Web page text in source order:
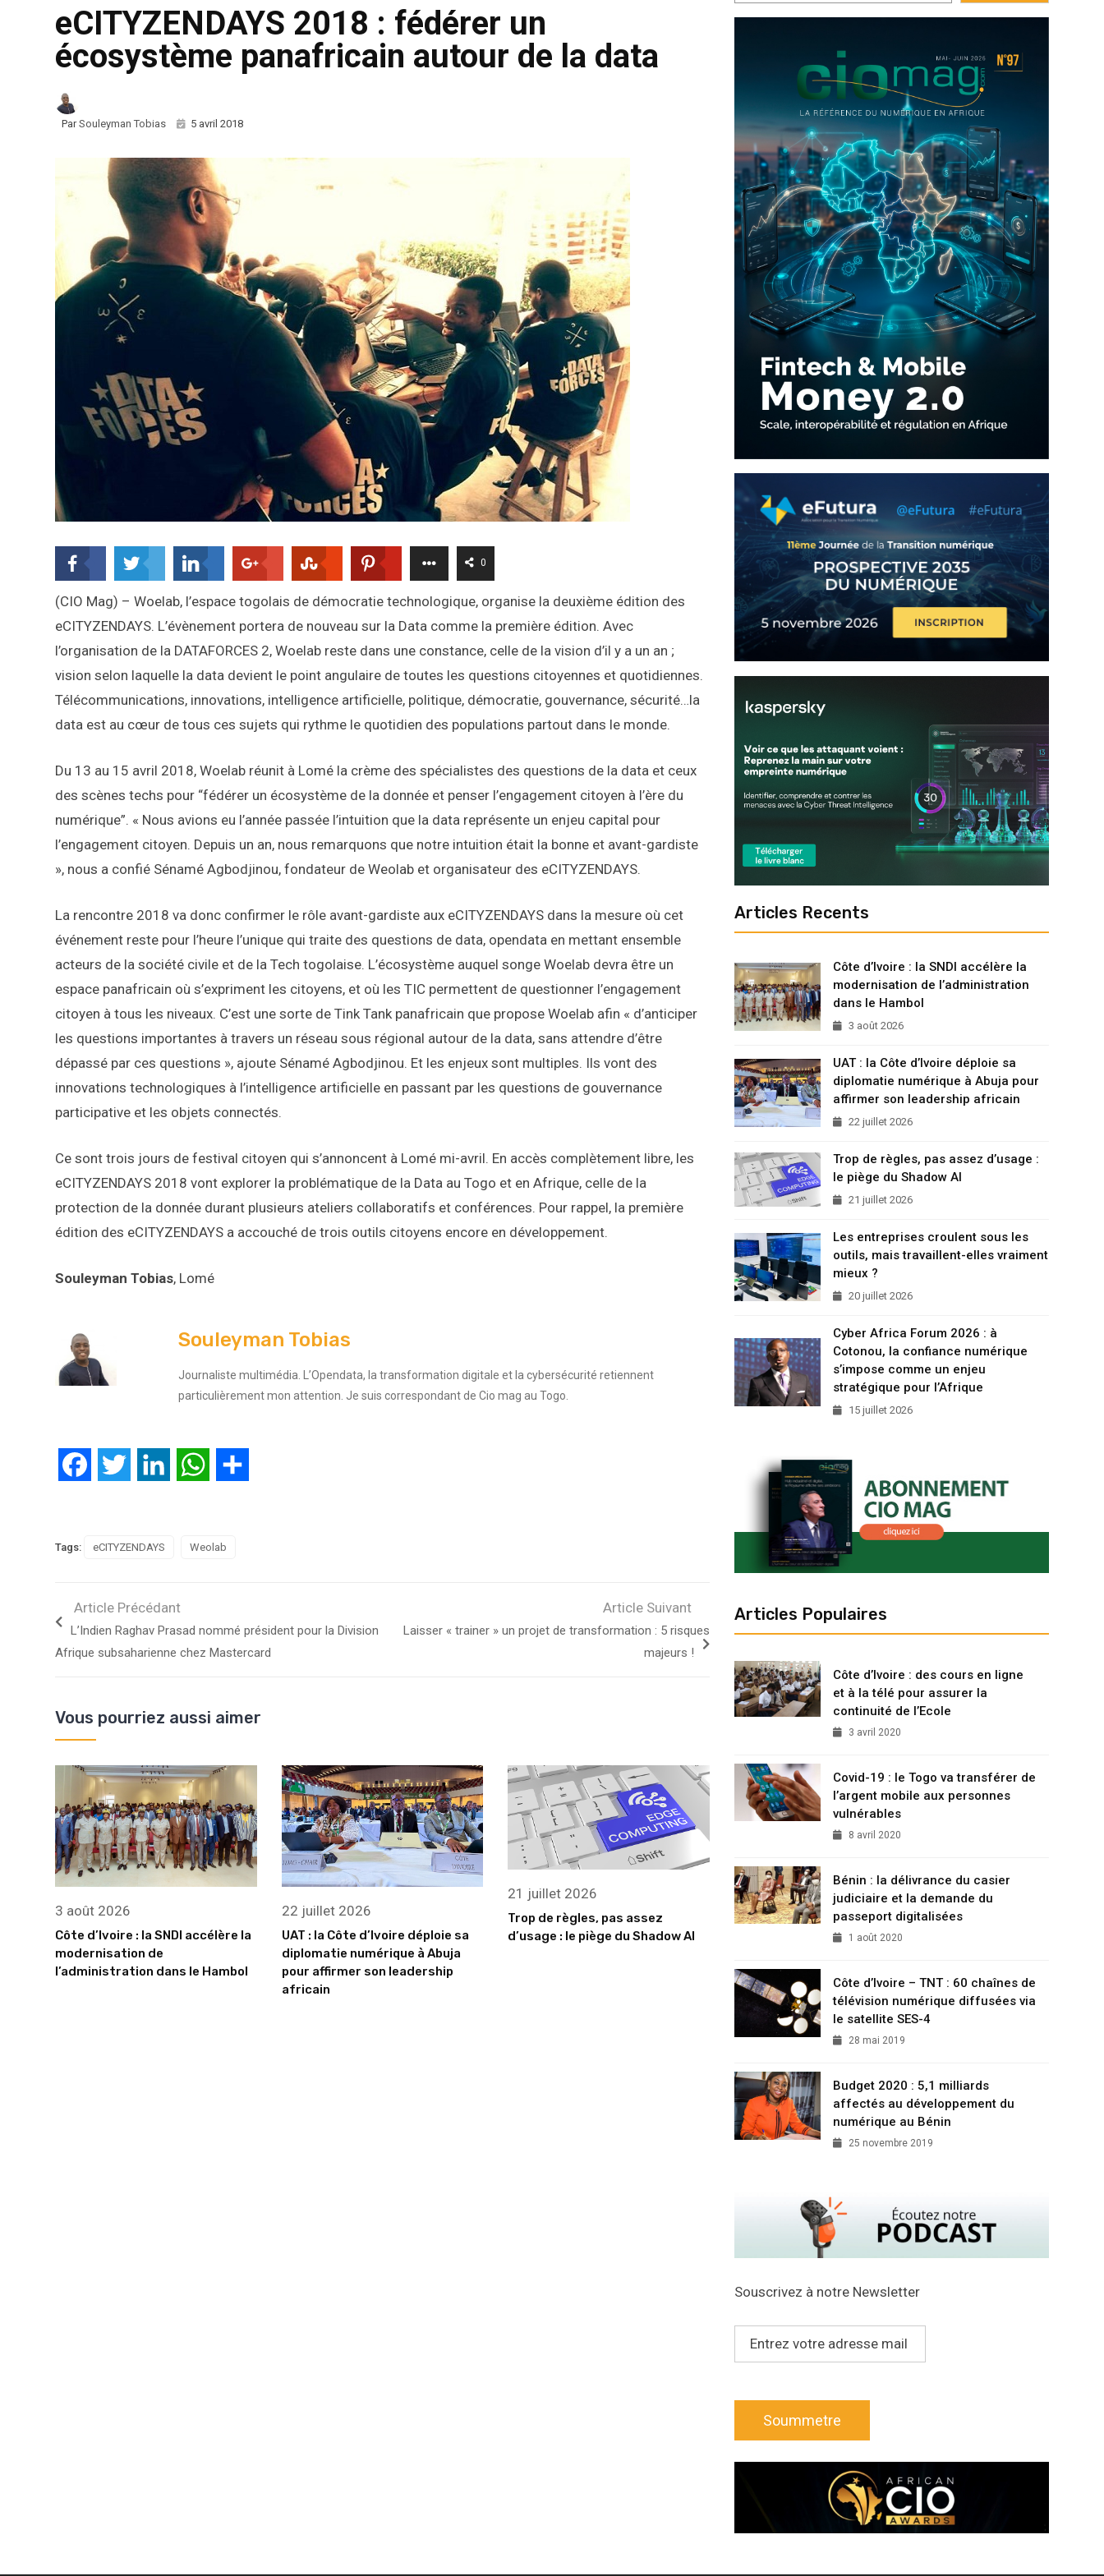
eCITYZENDAYS 2018 : fédérer un
écosystème panafricain autour de la data
ParSouleyman Tobias 5 avril 2018
0
(CIO Mag) – Woelab, l’espace togolais de démocratie technologique, organise la deuxième édition des
eCITYZENDAYS. L’évènement portera de nouveau sur la Data comme la première édition. Avec
l’organisation de la DATAFORCES 2, Woelab reste dans une constance, celle de la vision d’il y a un an ;
vision selon laquelle la data devient le point angulaire de toutes les questions citoyennes et quotidiennes.
Télécommunications, innovations, intelligence artificielle, politique, démocratie, gouvernance, sécurité…la
data est au cœur de tous ces sujets qui rythme le quotidien des populations partout dans le monde.
Du 13 au 15 avril 2018, Woelab réunit à Lomé la crème des spécialistes des questions de la data et ceux
des scènes techs pour “fédérer un écosystème de la donnée et penser l’engagement citoyen à l’ère du
numérique”. « Nous avions eu l’année passée l’intuition que la data représente un enjeu capital pour
l’engagement citoyen. Depuis un an, nous remarquons que notre intuition était la bonne et avant-gardiste
», nous a confié Sénamé Agbodjinou, fondateur de Weolab et organisateur des eCITYZENDAYS.
La rencontre 2018 va donc confirmer le rôle avant-gardiste aux eCITYZENDAYS dans la mesure où cet
événement reste pour l’heure l’unique qui traite des questions de data, opendata en mettant ensemble
acteurs de la société civile et de la Tech togolaise. L’écosystème auquel songe Woelab devra être un
espace panafricain où s’expriment les citoyens, et où les TIC permettent de questionner l’engagement
citoyen à tous les niveaux. C’est une sorte de Tink Tank panafricain que propose Woelab afin « d’anticiper
les questions importantes à travers un réseau sous régional autour de la data, sans attendre d’être
dépassé par ces questions », ajoute Sénamé Agbodjinou. Et les enjeux sont multiples. Ils vont des
innovations technologiques à l’intelligence artificielle en passant par les questions de gouvernance
participative et les objets connectés.
Ce sont trois jours de festival citoyen qui s’annoncent à Lomé mi-avril. En accès complètement libre, les
eCITYZENDAYS 2018 vont explorer la problématique de la Data au Togo et en Afrique, celle de la
protection de la donnée durant plusieurs ateliers collaboratifs et conférences. Pour rappel, la première
édition des eCITYZENDAYS a accouché de trois outils citoyens encore en développement.
Souleyman Tobias, Lomé
Souleyman Tobias
Journaliste multimédia. L’Opendata, la transformation digitale et la cybersécurité retiennent
particulièrement mon attention. Je suis correspondant de Cio mag au Togo.
FacebookTwitter LinkedIn WhatsApp
Tags: eCITYZENDAYS Weolab
Article Précédant
L’Indien Raghav Prasad nommé président pour la Division
Afrique subsaharienne chez Mastercard
Article Suivant
Laisser « trainer » un projet de transformation : 5 risques
majeurs !
Vous pourriez aussi aimer
3 août 2026
Côte d’Ivoire : la SNDI accélère la
modernisation de
l’administration dans le Hambol
22 juillet 2026
UAT : la Côte d’Ivoire déploie sa
diplomatie numérique à Abuja
pour affirmer son leadership
africain
21 juillet 2026
Trop de règles, pas assez
d’usage : le piège du Shadow AI
Articles Recents
Côte d’Ivoire : la SNDI accélère la
modernisation de l’administration
dans le Hambol
3 août 2026
UAT : la Côte d’Ivoire déploie sa
diplomatie numérique à Abuja pour
affirmer son leadership africain
22 juillet 2026
Trop de règles, pas assez d’usage :
le piège du Shadow AI
21 juillet 2026
Les entreprises croulent sous les
outils, mais travaillent-elles vraiment
mieux ?
20 juillet 2026
Cyber Africa Forum 2026 : à
Cotonou, la confiance numérique
s’impose comme un enjeu
stratégique pour l’Afrique
15 juillet 2026
Articles Populaires
Côte d’Ivoire : des cours en ligne
et à la télé pour assurer la
continuité de l’Ecole
3 avril 2020
Covid-19 : le Togo va transférer de
l’argent mobile aux personnes
vulnérables
8 avril 2020
Bénin : la délivrance du casier
judiciaire et la demande du
passeport digitalisées
1 août 2020
Côte d’Ivoire – TNT : 60 chaînes de
télévision numérique diffusées via
le satellite SES-4
28 mai 2019
Budget 2020 : 5,1 milliards
affectés au développement du
numérique au Bénin
25 novembre 2019
Souscrivez à notre Newsletter